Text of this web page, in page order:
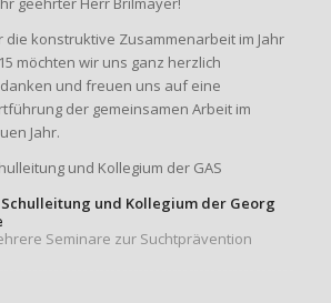
die konstruktive Zusammenarbeit im Jahr
möchten wir uns ganz herzlich
und freuen uns auf eine
der gemeinsamen Arbeit im
Jahr.
und Kollegium der GAS
und Kollegium der Georg
Seminare zur Suchtprävention